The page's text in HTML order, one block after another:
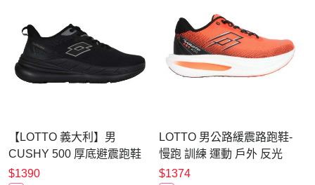
【LOTTO 義大利】男
CUSHY 500 厚底避震跑鞋
曜石黑-LT4AMR8420
$1390
LOTTO 男公路緩震路跑鞋-
慢跑 訓練 運動 戶外 反光
LT6AMR5253 螢光橘紅黑
$1374